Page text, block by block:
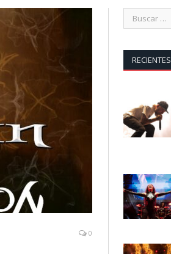
0
RECIENTES